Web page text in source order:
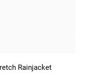
Rainjacket